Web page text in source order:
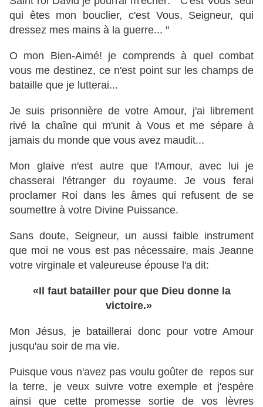
qui êtes mon bouclier, c'est Vous, Seigneur, qui
dressez mes mains à la guerre... "
O mon Bien-Aimé! je comprends à quel combat
vous me destinez, ce n'est point sur les champs de
bataille que je lutterai...
Je suis prisonnière de votre Amour, j'ai librement
rivé la chaîne qui m'unit à Vous et me sépare à
jamais du monde que vous avez maudit...
Mon glaive n'est autre que l'Amour, avec lui je
chasserai l'étranger du royaume. Je vous ferai
proclamer Roi dans les âmes qui refusent de se
soumettre à votre Divine Puissance.
Sans doute, Seigneur, un aussi faible instrument
que moi ne vous est pas nécessaire, mais Jeanne
votre virginale et valeureuse épouse l'a dit:
«Il faut batailler pour que Dieu donne la
victoire.»
Mon Jésus, je bataillerai donc pour votre Amour
jusqu'au soir de ma vie.
Puisque vous n'avez pas voulu goûter de repos sur
la terre, je veux suivre votre exemple et j'espère
ainsi que cette promesse sortie de vos lèvres